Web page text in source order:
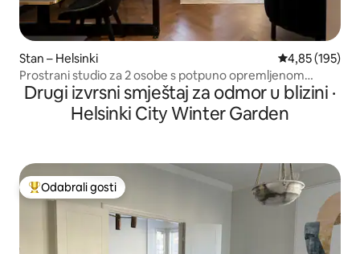
Stan – Helsinki Prosječna
4,85 (195)
Prostrani studio za 2 osobe s potpuno opremljenom
kuhinjom
Drugi izvrsni smještaj za odmor u blizini ·
Helsinki City Winter Garden
Među najviše rangiranima s oznakom „Odabrali gosti”
Odabrali gosti